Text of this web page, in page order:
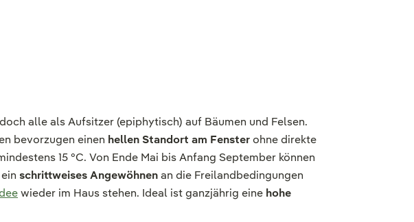
alle als Aufsitzer (epiphytisch) auf Bäumen und Felsen.
bevorzugen einen hellen Standort am Fensterohne direkte
15 °C. Von Ende Mai bis Anfang September können
schrittweises Angewöhnenan die Freilandbedingungen
wieder im Haus stehen. Ideal ist ganzjährig eine hohe